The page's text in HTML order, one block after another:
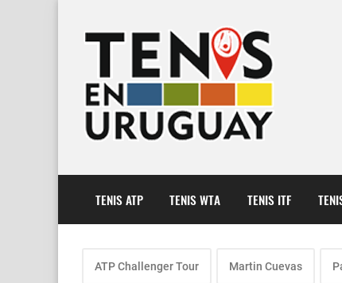
TENIS ATP TENIS WTA TENIS ITF
ATP Challenger Tour Martin Cuevas